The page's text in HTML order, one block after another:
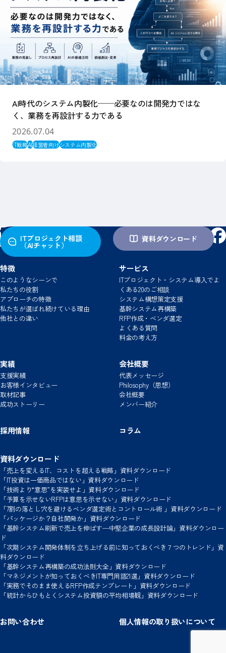
AI時代のシステム内製化──必要なのは開発力ではな
く、業務を再設計する力である
2026.07.04
IT戦略AI経営者向けシステム内製化
ITプロジェクト相談
（AIチャット）
資料ダウンロード
この進め方で、本当に大丈夫ですか？
ベンダ提案や進め方の違和感、まずは整理してみませんか？
特徴
このようなシーンで
私たちの役割
アプローチの特徴
私たちが選ばれ続けている理由
他社との違い
サービス
ITプロジェクト・システム導入でよ
くある20のご相談
システム構想策定支援
基幹システム再構築
RFP作成・ベンダ選定
よくある質問
料金の考え方
実績
支援実績
お客様インタビュー
取材記事
成功ストーリー
会社概要
代表メッセージ
Philosophy（思想）
会社概要
メンバー紹介
採用情報 コラム
資料ダウンロード
「売上を変えるIT、コストを超える戦略」資料ダウンロード
「IT投資は一価商品ではない」資料ダウンロード
「技術より“意思”を実装せよ」資料ダウンロード
「予算を示せないRFPは意思を示せない」資料ダウンロード
「7割の落とし穴を避けるベンダ選定術とコントロール術 」資料ダウンロード
「パッケージか？自社開発か」資料ダウンロード
「基幹システム刷新で売上を伸ばす─中堅企業の成長設計論」資料ダウンロー
ド
「次期システム開発体制を立ち上げる前に知っておくべき７つのトレンド」資
料ダウンロード
「基幹システム再構築の成功法則大全」資料ダウンロード
「マネジメントが知っておくべきIT専門用語21選」資料ダウンロード
「実務でそのまま使えるRFP作成テンプレート」資料ダウンロード
「統計からひもとくシステム投資額の平均相場観」資料ダウンロード
お問い合わせ 個人情報の取り扱いについて